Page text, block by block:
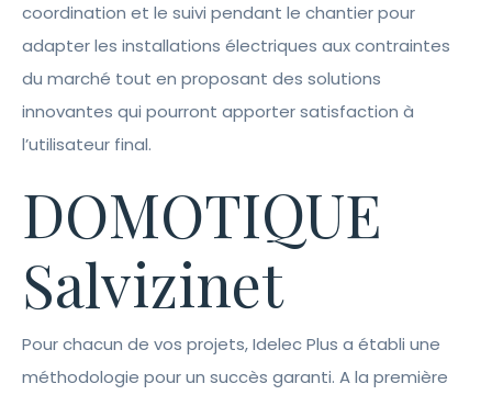
coordination et le suivi pendant le chantier pour
adapter les installations électriques aux contraintes
du marché tout en proposant des solutions
innovantes qui pourront apporter satisfaction à
l’utilisateur final.
DOMOTIQUE
Salvizinet
Pour chacun de vos projets, Idelec Plus a établi une
méthodologie pour un succès garanti. A la première